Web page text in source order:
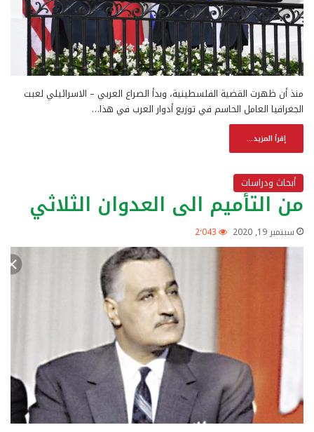
منذ أن ظهرت القضية الفلسطينية، وبدأ الصراع العربي – الاسرائيلي لعبت
الجغرافيا العامل الحاسم في توزيع أدوار العرب في هذا…
إقرأ المزيد...
أبحاث ودراسات
من التأميم الى العدوان الثلاثي
سبتمبر 19, 2020 2٬043